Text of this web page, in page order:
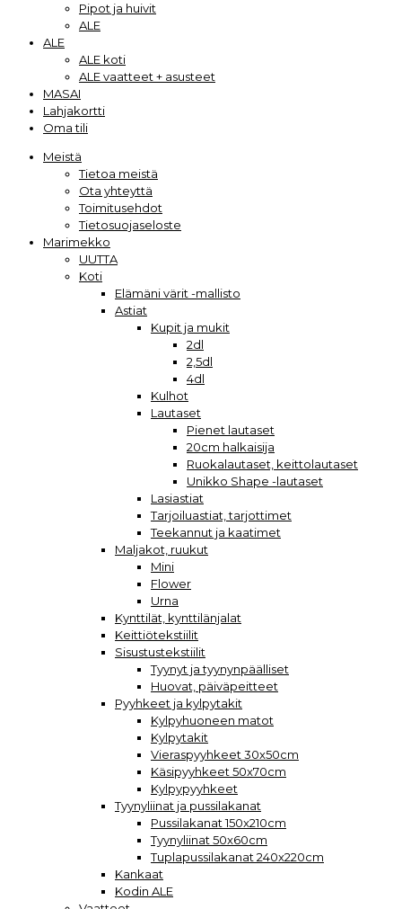
Pipot ja huivit
ALE
ALE
ALE koti
ALE vaatteet + asusteet
MASAI
Lahjakortti
Oma tili
Meistä
Tietoa meistä
Ota yhteyttä
Toimitusehdot
Tietosuojaseloste
Marimekko
UUTTA
Koti
Elämäni värit -mallisto
Astiat
Kupit ja mukit
2dl
2,5dl
4dl
Kulhot
Lautaset
Pienet lautaset
20cm halkaisija
Ruokalautaset, keittolautaset
Unikko Shape -lautaset
Lasiastiat
Tarjoiluastiat, tarjottimet
Teekannut ja kaatimet
Maljakot, ruukut
Mini
Flower
Urna
Kynttilät, kynttilänjalat
Keittiötekstiilit
Sisustustekstiilit
Tyynyt ja tyynynpäälliset
Huovat, päiväpeitteet
Pyyhkeet ja kylpytakit
Kylpyhuoneen matot
Kylpytakit
Vieraspyyhkeet 30x50cm
Käsipyyhkeet 50x70cm
Kylpypyyhkeet
Tyynyliinat ja pussilakanat
Pussilakanat 150x210cm
Tyynyliinat 50x60cm
Tuplapussilakanat 240x220cm
Kankaat
Kodin ALE